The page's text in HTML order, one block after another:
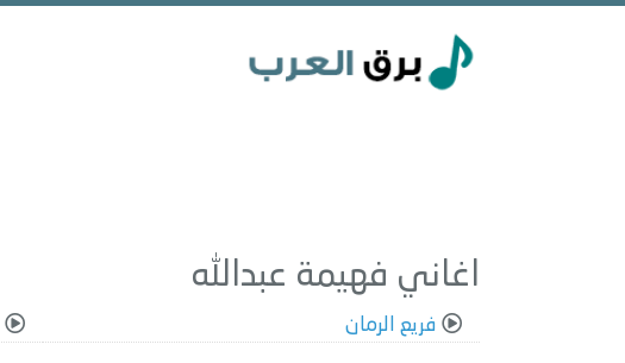
اغاني فهيمة عبدالله
فريع الرمان